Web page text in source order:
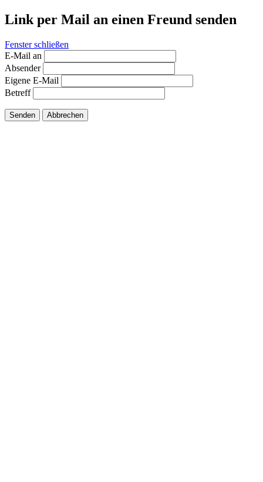
Link per Mail an einen Freund senden
Fenster schließen
E-Mail an
Absender
Eigene E-Mail
Betreff
Senden Abbrechen